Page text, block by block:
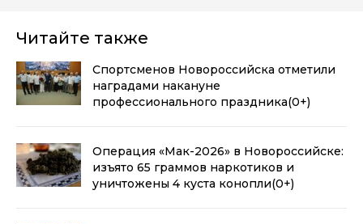
Читайте также
Спортсменов Новороссийска отметили
наградами накануне
профессионального праздника(0+)
Операция «Мак-2026» в Новороссийске:
изъято 65 граммов наркотиков и
уничтожены 4 куста конопли(0+)